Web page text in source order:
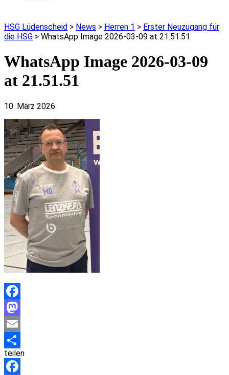
HSG Lüdenscheid > News > Herren 1 > Erster Neuzugang für
die HSG > WhatsApp Image 2026-03-09 at 21.51.51
WhatsApp Image 2026-03-09
at 21.51.51
10. März 2026
Facebook
Mastodon
Email
Teilen
teilen